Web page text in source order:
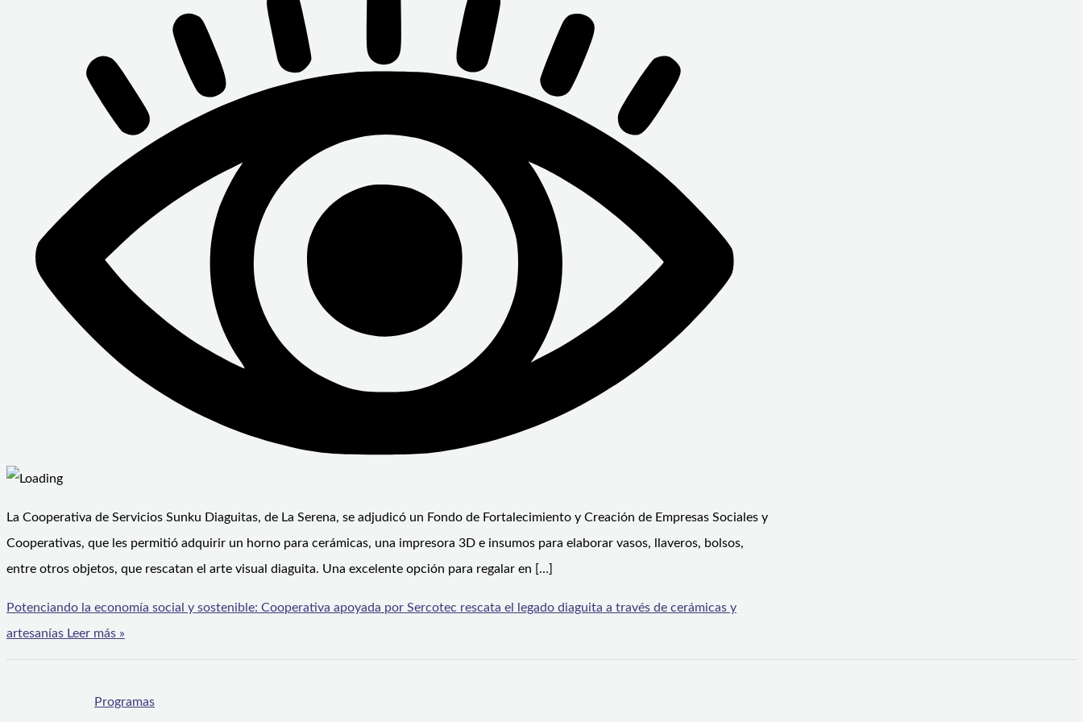
La Cooperativa de Servicios Sunku Diaguitas, de La Serena, se adjudicó un Fondo de Fortalecimiento y Creación de Empresas Sociales y
Cooperativas, que les permitió adquirir un horno para cerámicas, una impresora 3D e insumos para elaborar vasos, llaveros, bolsos,
entre otros objetos, que rescatan el arte visual diaguita. Una excelente opción para regalar en […]
Potenciando la economía social y sostenible: Cooperativa apoyada por Sercotec rescata el legado diaguita a través de cerámicas y
artesanías Leer más »
Programas